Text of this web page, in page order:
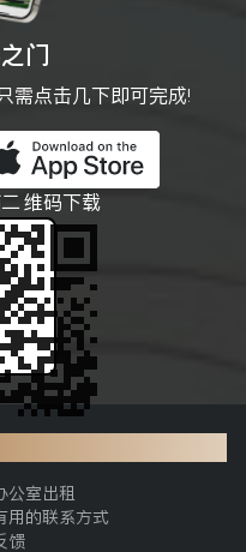
门
需点击几下即可完成!
维码下载
公室出租
用的联系方式
馈